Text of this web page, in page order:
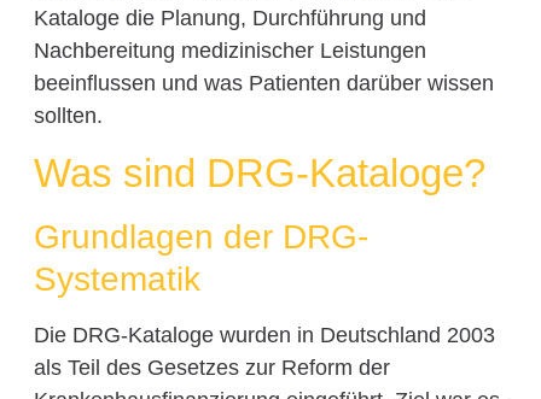
Kataloge die Planung, Durchführung und
Nachbereitung medizinischer Leistungen
beeinflussen und was Patienten darüber wissen
sollten.
Was sind DRG-Kataloge?
Grundlagen der DRG-
Systematik
Die DRG-Kataloge wurden in Deutschland 2003
als Teil des Gesetzes zur Reform der